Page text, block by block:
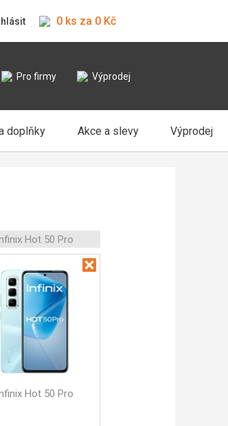
0 ks za 0 Kč
Pro firmy Výprodej
doplňky Akce a slevy Výprodej
Hot 50 Pro
Hot 50 Pro